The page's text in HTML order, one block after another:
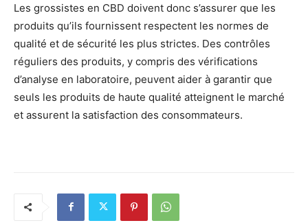
Les grossistes en CBD doivent donc s’assurer que les
produits qu’ils fournissent respectent les normes de
qualité et de sécurité les plus strictes. Des contrôles
réguliers des produits, y compris des vérifications
d’analyse en laboratoire, peuvent aider à garantir que
seuls les produits de haute qualité atteignent le marché
et assurent la satisfaction des consommateurs.